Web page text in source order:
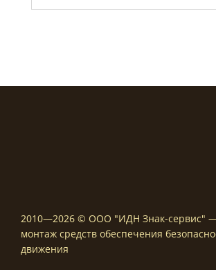
2010—2026 © ООО "ИДН Знак-сервис" —
монтаж средств обеспечения
движения